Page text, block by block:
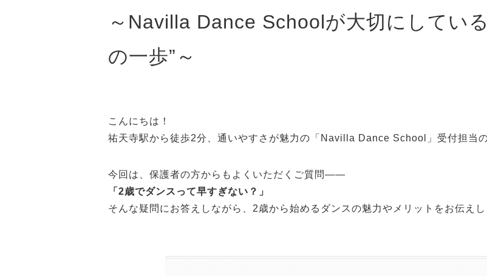
～Navilla Dance Schoolが大切にしてい
の一歩”～
こんにちは！
祐天寺駅から徒歩2分、通いやすさが魅力の「Navilla Dance School」受付担当の
今回は、保護者の方からもよくいただくご質問——
「2歳でダンスって早すぎない？」
そんな疑問にお答えしながら、2歳から始めるダンスの魅力やメリットをお伝えし